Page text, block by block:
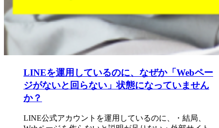
LINEを運用しているのに、なぜか「Webペー
ジがないと回らない」状態になっていません
か？
LINE公式アカウントを運用しているのに、・結局、